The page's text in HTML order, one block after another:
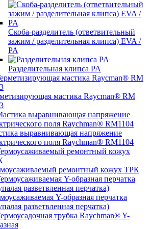
Скоба-разделитель (ответвительный
зажим / разделительная клипса) EVA /
PA
Разделительная клипса PA
мастика Raycman® RM
выравнивающая напряжение
поля Raychman® RM1104
ремонтный кожух ТРК
Y-образная перчатка
разветвленная перчатка)